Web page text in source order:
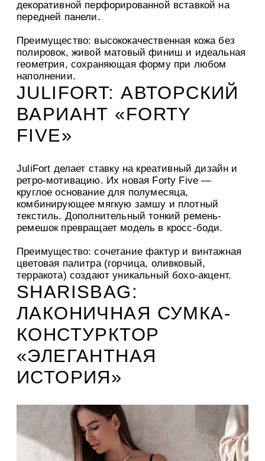
декоративной перфорированной вставкой на
передней панели.
Преимущество: высококачественная кожа без
полировок, живой матовый финиш и идеальная
геометрия, сохраняющая форму при любом
наполнении.
JULIFORT: АВТОРСКИЙ
ВАРИАНТ «FORTY
FIVE»
JuliFort делает ставку на креативный дизайн и
ретро-мотивацию. Их новая Forty Five —
круглое основание для полумесяца,
комбинирующее мягкую замшу и плотный
текстиль. Дополнительный тонкий ремень-
ремешок превращает модель в кросс-боди.
Преимущество: сочетание фактур и винтажная
цветовая палитра (горчица, оливковый,
терракота) создают уникальный бохо-акцент.
SHARISBAG:
ЛАКОНИЧНАЯ СУМКА-
КОНСТУРКТОР
«ЭЛЕГАНТНАЯ
ИСТОРИЯ»